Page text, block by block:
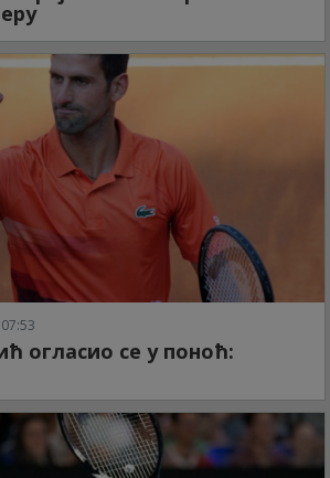
огласио се у поноћ: